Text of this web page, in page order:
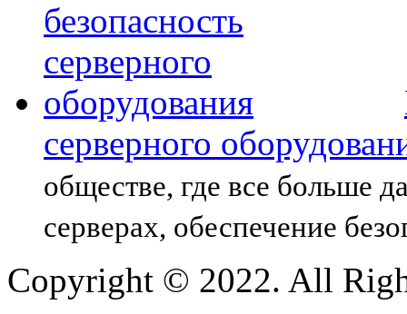
серверного
обществе, где все больше
серверах, обеспечение
Copyright © 2022. All